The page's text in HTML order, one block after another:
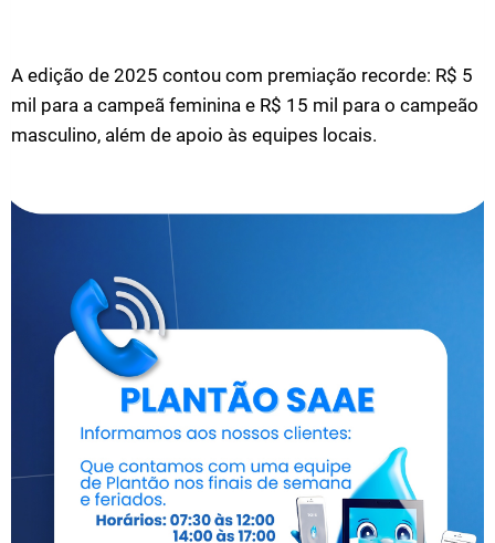
A edição de 2025 contou com premiação recorde: R$ 5
mil para a campeã feminina e R$ 15 mil para o campeão
masculino, além de apoio às equipes locais.